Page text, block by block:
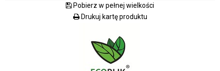
Pobierz w pełnej wielkości
Drukuj kartę produktu